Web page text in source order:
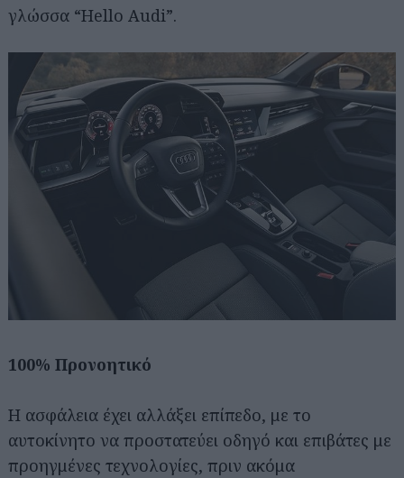
γλώσσα “Hello Audi”.
100% Προνοητικό
Η ασφάλεια έχει αλλάξει επίπεδο, με το
αυτοκίνητο να προστατεύει οδηγό και επιβάτες με
προηγμένες τεχνολογίες, πριν ακόμα